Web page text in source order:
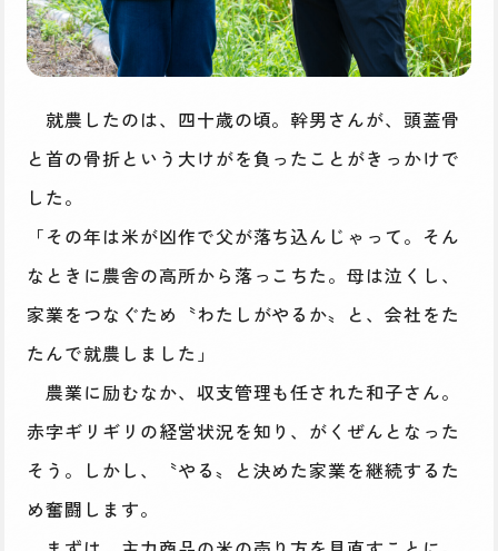
就農したのは、四十歳の頃。幹男さんが、頭蓋骨
と首の骨折という大けがを負ったことがきっかけで
した。
「その年は米が凶作で父が落ち込んじゃって。そん
なときに農舎の高所から落っこちた。母は泣くし、
家業をつなぐため〝わたしがやるか〟と、会社をた
たんで就農しました」
農業に励むなか、収支管理も任された和子さん。
赤字ギリギリの経営状況を知り、がくぜんとなった
そう。しかし、〝やる〟と決めた家業を継続するた
め奮闘します。